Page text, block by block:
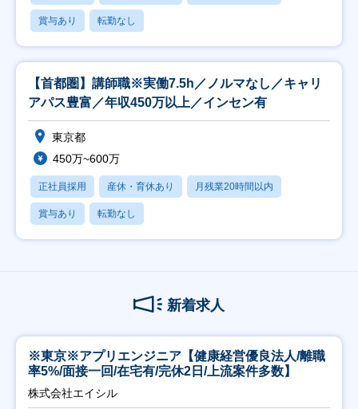
賞与あり 転勤なし
【首都圏】講師職※実働7.5h／ノルマなし／キャリ
アパス豊富／年収450万以上／インセン有
東京都
450万~600万
正社員採用 産休・育休あり 月残業20時間以内
賞与あり 転勤なし
新着求人
※東京※アプリエンジニア【健康経営優良法人/離職
率5%/面接一回/在宅有/完休2日/上流案件多数】
株式会社エイシル